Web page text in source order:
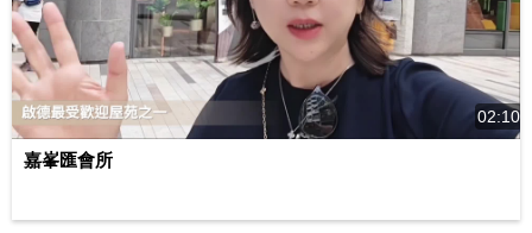
02:10
嘉峯匯會所